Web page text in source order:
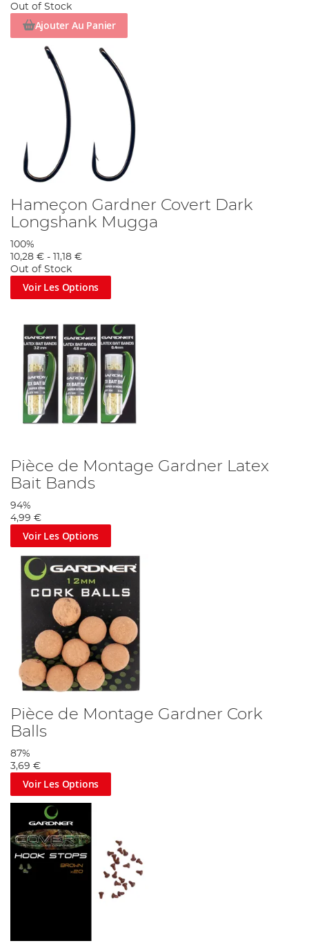
Out of Stock
Ajouter Au Panier
Hameçon Gardner Covert Dark
Longshank Mugga
100%
10,28 € -
11,18 €
Out of Stock
Voir Les Options
Pièce de Montage Gardner Latex
Bait Bands
94%
4,99 €
Voir Les Options
Pièce de Montage Gardner Cork
Balls
87%
3,69 €
Voir Les Options